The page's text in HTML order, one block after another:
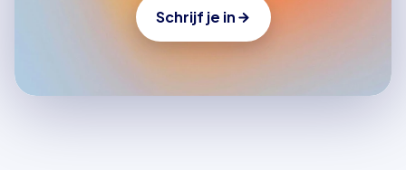
Schrijf je in